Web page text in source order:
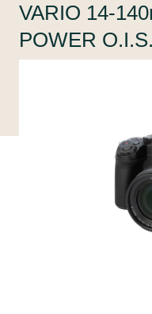
VARIO 14-
POWER O.I.S.